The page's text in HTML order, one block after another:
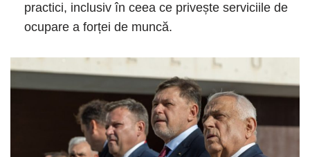
practici, inclusiv în ceea ce privește serviciile de
ocupare a forței de muncă.